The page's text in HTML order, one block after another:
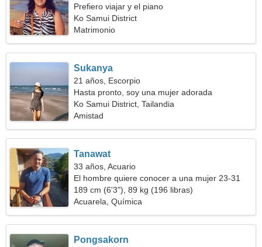
Prefiero viajar y el piano
Ko Samui District
Matrimonio
Sukanya
21 años, Escorpio
Hasta pronto, soy una mujer adorada
Ko Samui District, Tailandia
Amistad
Tanawat
33 años, Acuario
El hombre quiere conocer a una mujer 23-31
189 cm (6'3"), 89 kg (196 libras)
Acuarela, Química
Pongsakorn